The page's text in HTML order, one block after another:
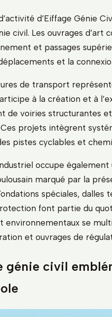
d’Eiffage Génie
civil. Les ouvrages d’art
et passages
et la
de transport
à la création et à
de voiries structurantes
projets intègrent
pistes cyclables et
occupe
marqué par la
spéciales, dalles
font partie du
environnementaux se
et ouvrages de
génie civil